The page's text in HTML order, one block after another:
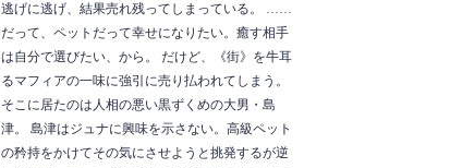
逃げに逃げ、結果売れ残ってしまっている。 ……
だって、ペットだって幸せになりたい。癒す相手
は自分で選びたい、から。 だけど、《街》を牛耳
るマフィアの一味に強引に売り払われてしまう。
そこに居たのは人相の悪い黒ずくめの大男・島
津。 島津はジュナに興味を示さない。高級ペット
の矜持をかけてその気にさせようと挑発するが逆